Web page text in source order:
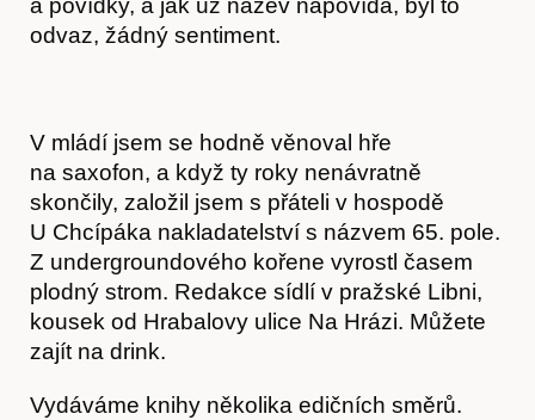
Články
odvaz, žádný sentiment.
V mládí jsem se hodně věnoval hře
na saxofon, a když ty roky nenávratně
skončily, založil jsem s přáteli v hospodě
U Chcípáka nakladatelství s názvem 65. pole.
Z undergroundového kořene vyrostl časem
plodný strom. Redakce sídlí v pražské Libni,
kousek od Hrabalovy ulice Na Hrázi. Můžete
zajít na drink.
Vydáváme knihy několika edičních směrů.